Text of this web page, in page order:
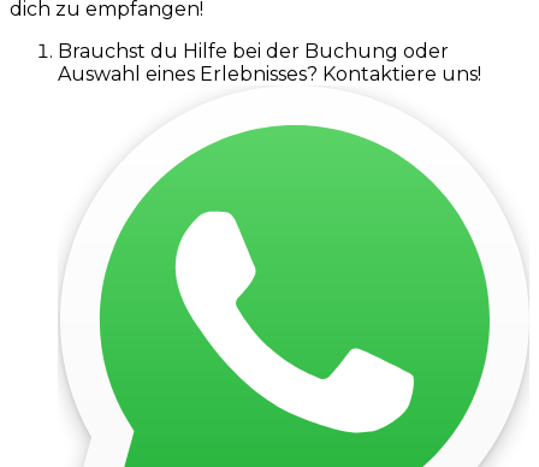
dich zu empfangen!
Brauchst du Hilfe bei der Buchung oder
Auswahl eines Erlebnisses? Kontaktiere uns!